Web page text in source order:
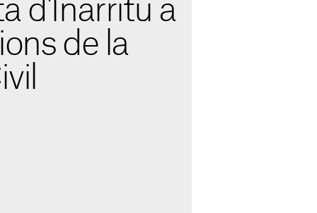
d'Iñarritu a
de la